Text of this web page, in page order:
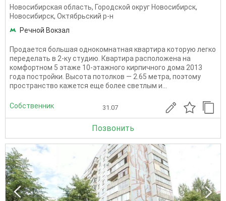
Новосибирская область, Городской округ Новосибирск,
Новосибирск, Октябрьский р-н
Речной Вокзал
Продается большая однокомнатная квартира которую легко
переделать в 2-ку студию. Квартира расположена на
комфортном 5 этаже 10-этажного кирпичного дома 2013
года постройки. Высота потолков — 2.65 метра, поэтому
пространство кажется еще более светлым и...
Собственник 31.07
Позвонить